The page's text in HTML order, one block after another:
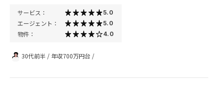
サービス： 5.0
エージェント： 5.0
物件： 4.0
30代前半 / 年収700万円台 /